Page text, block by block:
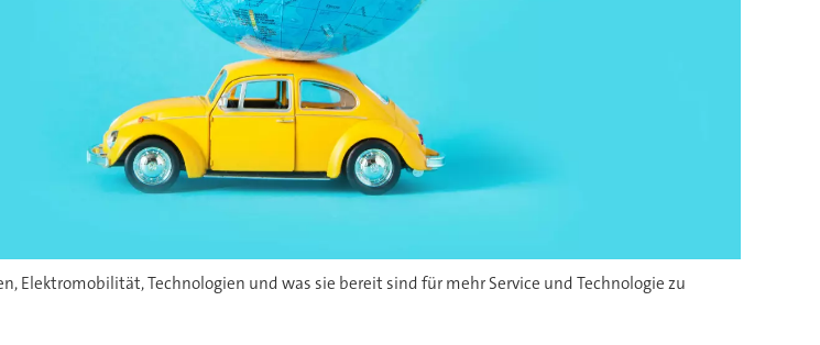
Technologien und was sie bereit sind für mehr Service und Technologie zu